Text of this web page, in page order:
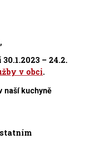
30.1.2023 – 24.2.
v obci.
naší kuchyně